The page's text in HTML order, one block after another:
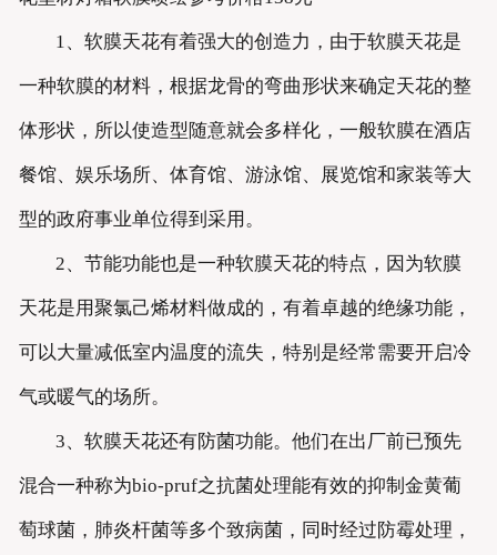
1、软膜天花有着强大的创造力，由于软膜天花是
一种软膜的材料，根据龙骨的弯曲形状来确定天花的整
体形状，所以使造型随意就会多样化，一般软膜在酒店
餐馆、娱乐场所、体育馆、游泳馆、展览馆和家装等大
型的政府事业单位得到采用。
2、节能功能也是一种软膜天花的特点，因为软膜
天花是用聚氯己烯材料做成的，有着卓越的绝缘功能，
可以大量减低室内温度的流失，特别是经常需要开启冷
气或暖气的场所。
3、软膜天花还有防菌功能。他们在出厂前已预先
混合一种称为bio-pruf之抗菌处理能有效的抑制金黄葡
萄球菌，肺炎杆菌等多个致病菌，同时经过防霉处理，